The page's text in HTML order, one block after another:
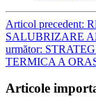
Articol precedent:
SALUBRIZARE
următor:
TERMICA A
Articole